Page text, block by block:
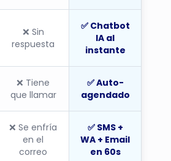
❌ Sin
respuesta
✅ Chatbot
IA al
instante
❌ Tiene
que llamar
✅ Auto-
agendado
❌ Se enfría
en el
correo
✅ SMS +
WA + Email
en 60s